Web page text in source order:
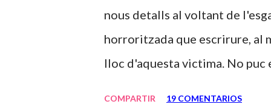
nous detalls al voltant de
horroritzada que escrirure, al
lloc d'aquesta victima. No puc
COMPARTIR 19 COMENTARIOS